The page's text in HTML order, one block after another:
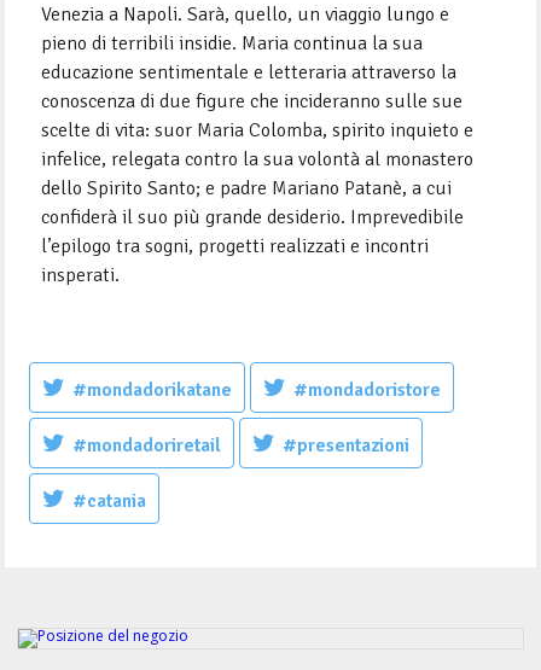
Venezia a Napoli. Sarà, quello, un viaggio lungo e
pieno di terribili insidie. Maria continua la sua
educazione sentimentale e letteraria attraverso la
conoscenza di due figure che incideranno sulle sue
scelte di vita: suor Maria Colomba, spirito inquieto e
infelice, relegata contro la sua volontà al monastero
dello Spirito Santo; e padre Mariano Patanè, a cui
confiderà il suo più grande desiderio. Imprevedibile
l’epilogo tra sogni, progetti realizzati e incontri
insperati.
#mondadorikatane #mondadoristore
#mondadoriretail #presentazioni
#catania